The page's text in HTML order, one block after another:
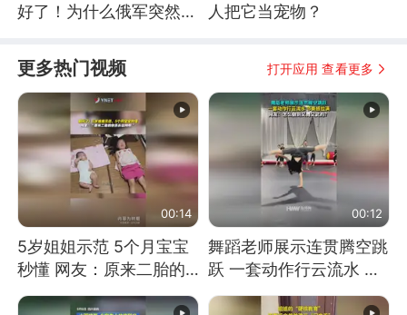
好了！为什么俄军突然强
人把它当宠物？
更多热门视频 打开应用 查看更多
00:14
5岁姐姐示范 5个月宝宝
秒懂 网友：原来二胎的
快乐长这样
00:12
舞蹈老师展示连贯腾空跳
跃 一套动作行云流水 节
奏感拉满 网友：怎么做